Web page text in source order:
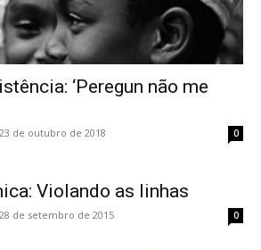
‘Peregun não me
23 de outubro de 2018 0
Violando as linhas
28 de setembro de 2015 0